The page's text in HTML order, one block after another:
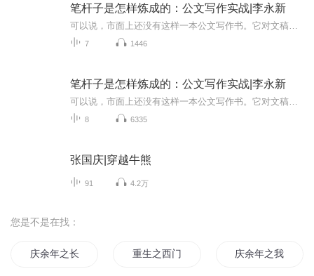
笔杆子是怎样炼成的：公文写作实战|李永新
7 1446
笔杆子是怎样炼成的：公文写作实战|李永新
8 6335
张国庆|穿越牛熊
91 4.2万
您是不是在找：
庆余年之长歌行 重生之西门庆 庆余年之我叫王